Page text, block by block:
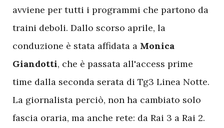
avviene per tutti i programmi che partono da
traini deboli. Dallo scorso aprile, la
conduzione è stata affidata a Monica
Giandotti, che è passata all'access prime
time dalla seconda serata di Tg3 Linea Notte.
La giornalista perciò, non ha cambiato solo
fascia oraria, ma anche rete: da Rai 3 a Rai 2.